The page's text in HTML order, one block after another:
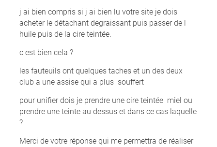
j ai bien compris si j ai bien lu votre site je dois
acheter le détachant degraissant puis passer de l
huile puis de la cire teintée.
c est bien cela ?
les fauteuils ont quelques taches et un des deux
club a une assise qui a plus souffert
pour unifier dois je prendre une cire teintée miel ou
prendre une teinte au dessus et dans ce cas laquelle
?
Merci de votre réponse qui me permettra de réaliser